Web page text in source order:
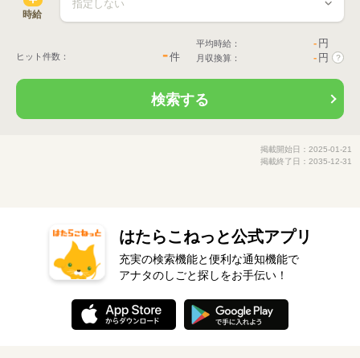
時給
ヒット件数： -件
平均時給： - 円
月収換算： - 円 ?
検索する
掲載開始日：2025-01-21
掲載終了日：2035-12-31
はたらこねっと公式アプリ
充実の検索機能と便利な通知機能で
アナタのしごと探しをお手伝い！